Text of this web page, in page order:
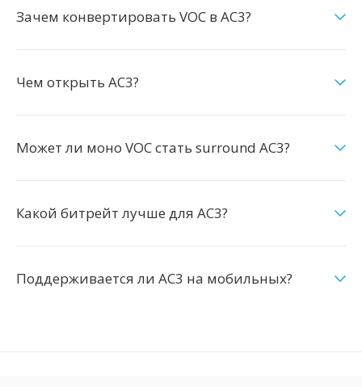
Зачем конвертировать VOC в AC3?
Чем открыть AC3?
Может ли моно VOC стать surround AC3?
Какой битрейт лучше для AC3?
Поддерживается ли AC3 на мобильных?